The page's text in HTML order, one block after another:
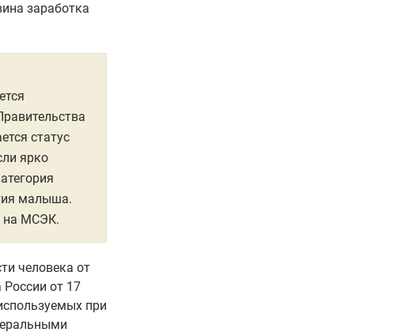
заработка
статус
ярко
малыша.
на МСЭК.
человека от
от 17
при